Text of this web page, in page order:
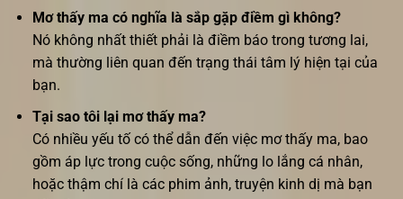
Mơ thấy ma có nghĩa là sắp gặp điềm gì không?
Nó không nhất thiết phải là điềm báo trong tương lai,
mà thường liên quan đến trạng thái tâm lý hiện tại của
bạn.
Tại sao tôi lại mơ thấy ma?
Có nhiều yếu tố có thể dẫn đến việc mơ thấy ma, bao
gồm áp lực trong cuộc sống, những lo lắng cá nhân,
hoặc thậm chí là các phim ảnh, truyện kinh dị mà bạn